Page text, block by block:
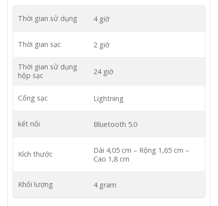
Thời gian sử dụng 4 giờ
Thời gian sạc 2 giờ
Thời gian sử dụng
hộp sạc
24 giờ
Cổng sạc Lightning
kết nối Bluetooth 5.0
Kích thước
Dài 4,05 cm – Rộng 1,65 cm –
Cao 1,8 cm
Khối lượng 4 gram